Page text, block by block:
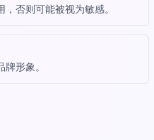
否则可能被视为敏感。
形象。